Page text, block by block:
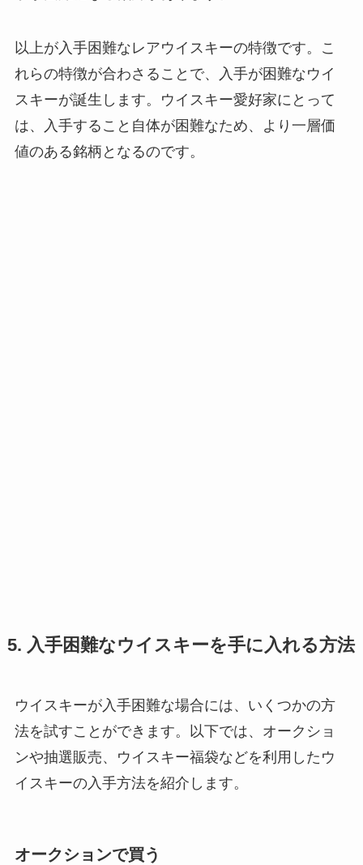
以上が入手困難なレアウイスキーの特徴です。こ
れらの特徴が合わさることで、入手が困難なウイ
スキーが誕生します。ウイスキー愛好家にとって
は、入手すること自体が困難なため、より一層価
値のある銘柄となるのです。
5. 入手困難なウイスキーを手に入れる方法
ウイスキーが入手困難な場合には、いくつかの方
法を試すことができます。以下では、オークショ
ンや抽選販売、ウイスキー福袋などを利用したウ
イスキーの入手方法を紹介します。
オークションで買う